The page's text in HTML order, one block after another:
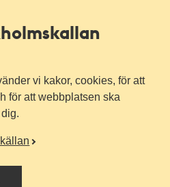
vi kakor, cookies, för att
för att webbplatsen ska